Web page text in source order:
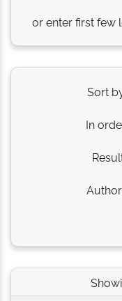
or enter first few
Sort
In